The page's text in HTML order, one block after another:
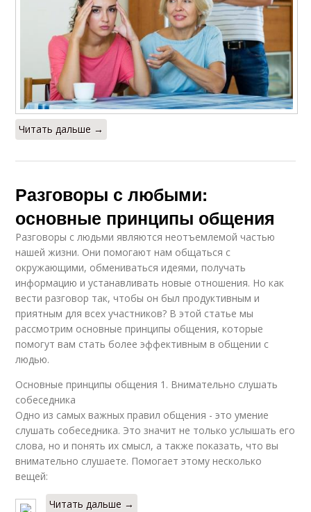
Читать дальше →
Разговоры с любыми:
основные принципы общения
Разговоры с людьми являются неотъемлемой частью
нашей жизни. Они помогают нам общаться с
окружающими, обмениваться идеями, получать
информацию и устанавливать новые отношения. Но как
вести разговор так, чтобы он был продуктивным и
приятным для всех участников? В этой статье мы
рассмотрим основные принципы общения, которые
помогут вам стать более эффективным в общении с
людью.
Основные принципы общения 1. Внимательно слушать
собеседника
Одно из самых важных правил общения - это умение
слушать собеседника. Это значит не только услышать его
слова, но и понять их смысл, а также показать, что вы
внимательно слушаете. Помогает этому несколько
вещей:
Читать дальше →